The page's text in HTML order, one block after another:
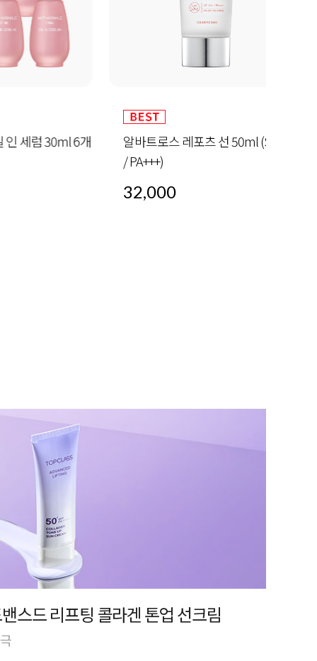
6개
알바트로스 레포츠 선 50ml (SPF 50+
32,000
스드 리프팅 콜라겐 톤업 선크림